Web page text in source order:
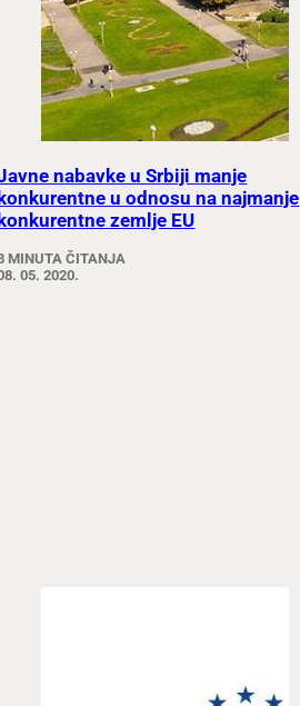
nabavke u Srbiji manje
u odnosu na najmanje
zemlje EU
MINUTA ČITANJA
05. 2020.